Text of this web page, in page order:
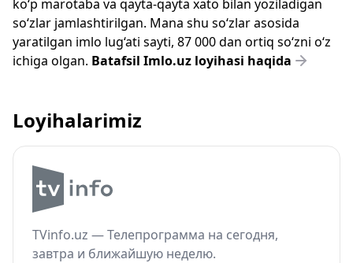
ko‘p marotaba va qayta-qayta xato bilan yoziladigan
so‘zlar jamlashtirilgan. Mana shu so‘zlar asosida
yaratilgan imlo lug‘ati sayti, 87 000 dan ortiq so‘zni o‘z
ichiga olgan. Batafsil Imlo.uz loyihasi haqida
Loyihalarimiz
TVinfo.uz — Телепрограмма на сегодня,
завтра и ближайшую неделю.